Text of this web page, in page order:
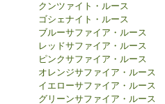
クンツァイト・ルース
ゴシェナイト・ルース
ブルーサファイア・ルース
レッドサファイア・ルース
ピンクサファイア・ルース
オレンジサファイア・ルース
イエローサファイア・ルース
グリーンサファイア・ルース